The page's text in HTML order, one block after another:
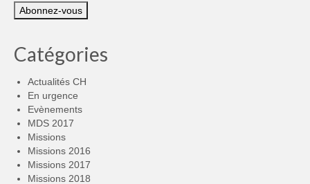
Catégories
Actualités CH
En urgence
Evènements
MDS 2017
Missions
Missions 2016
Missions 2017
Missions 2018